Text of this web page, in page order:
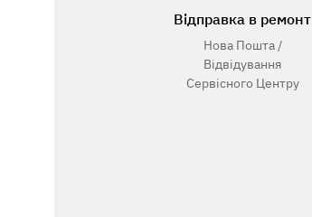
Відправка в ремонт
Нова Пошта /
Відвідування
Сервісного Центру